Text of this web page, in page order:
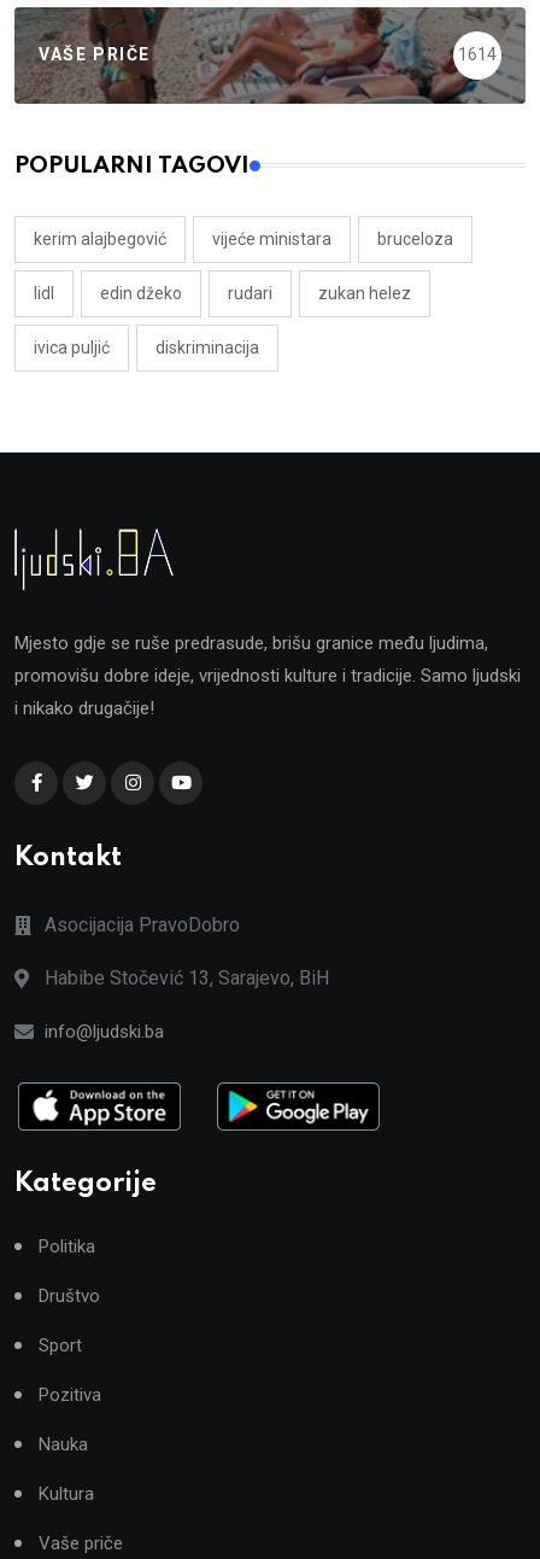
VAŠE PRIČE 1614
POPULARNI TAGOVI
kerim alajbegović vijeće ministara bruceloza
lidl edin džeko rudari zukan helez
ivica puljić diskriminacija
Mjesto gdje se ruše predrasude, brišu granice među ljudima,
promovišu dobre ideje, vrijednosti kulture i tradicije. Samo ljudski
i nikako drugačije!
Kontakt
Asocijacija PravoDobro
Habibe Stočević 13, Sarajevo, BiH
info@ljudski.ba
Kategorije
Politika
Društvo
Sport
Pozitiva
Nauka
Kultura
Vaše priče